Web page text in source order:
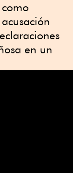
en un